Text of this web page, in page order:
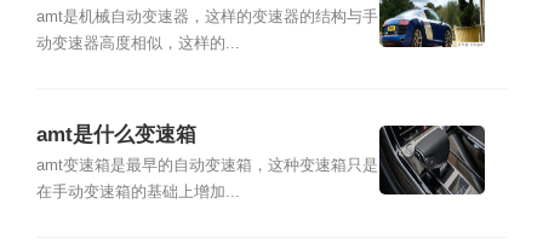
amt是机械自动变速器，这样的变速器的结构与手
动变速器高度相似，这样的...
amt是什么变速箱
amt变速箱是最早的自动变速箱，这种变速箱只是
在手动变速箱的基础上增加...